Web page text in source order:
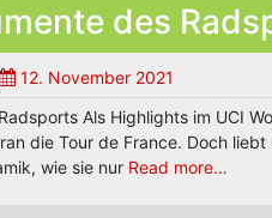
des
12. November 2021
Als Highlights im UCI
die Tour de France. Doch
wie sie nur Read more…